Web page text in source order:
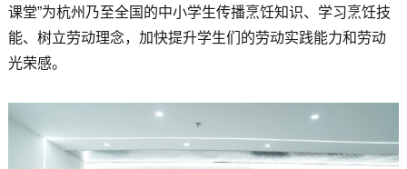
课堂”为杭州乃至全国的中小学生传播烹饪知识、学习烹饪技
能、树立劳动理念，加快提升学生们的劳动实践能力和劳动
光荣感。